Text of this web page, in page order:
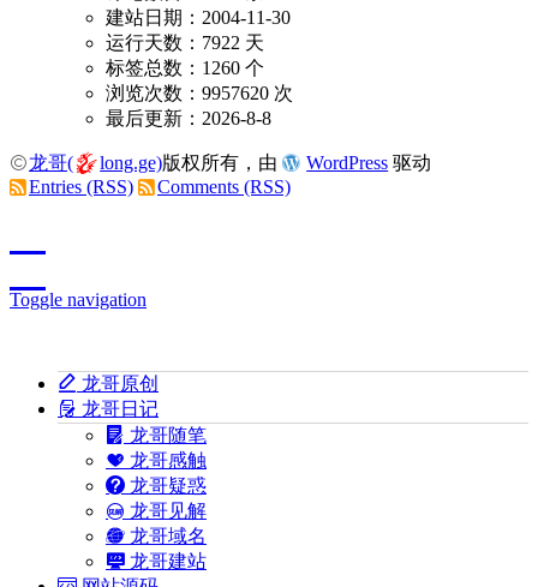
建站日期：2004-11-30
运行天数：7922 天
标签总数：1260 个
浏览次数：9957620 次
最后更新：2026-8-8
龙哥( long.ge)版权所有，由 WordPress 驱动
Entries (RSS)
Comments (RSS)
Toggle navigation
龙哥原创
龙哥日记
龙哥随笔
龙哥感触
龙哥疑惑
龙哥见解
龙哥域名
龙哥建站